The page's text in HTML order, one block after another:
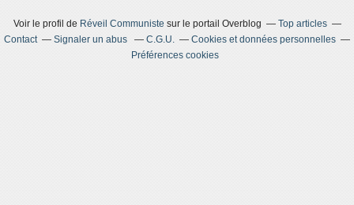
Voir le profil de Réveil Communiste sur le portail Overblog
Top articles
Contact
Signaler un abus C.G.U.
Cookies et données personnelles
Préférences cookies